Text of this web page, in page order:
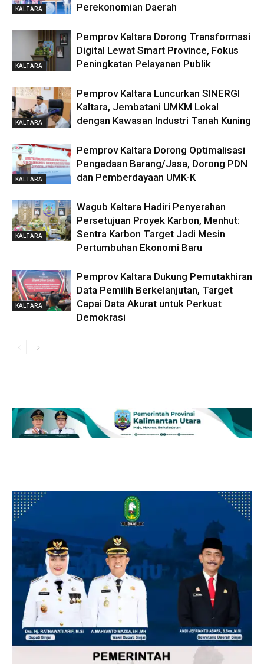
KALTARA
Perekonomian Daerah
KALTARA
Pemprov Kaltara Dorong Transformasi
Digital Lewat Smart Province, Fokus
Peningkatan Pelayanan Publik
KALTARA
Pemprov Kaltara Luncurkan SINERGI
Kaltara, Jembatani UMKM Lokal
dengan Kawasan Industri Tanah Kuning
KALTARA
Pemprov Kaltara Dorong Optimalisasi
Pengadaan Barang/Jasa, Dorong PDN
dan Pemberdayaan UMK-K
KALTARA
Wagub Kaltara Hadiri Penyerahan
Persetujuan Proyek Karbon, Menhut:
Sentra Karbon Target Jadi Mesin
Pertumbuhan Ekonomi Baru
KALTARA
Pemprov Kaltara Dukung Pemutakhiran
Data Pemilih Berkelanjutan, Target
Capai Data Akurat untuk Perkuat
Demokrasi